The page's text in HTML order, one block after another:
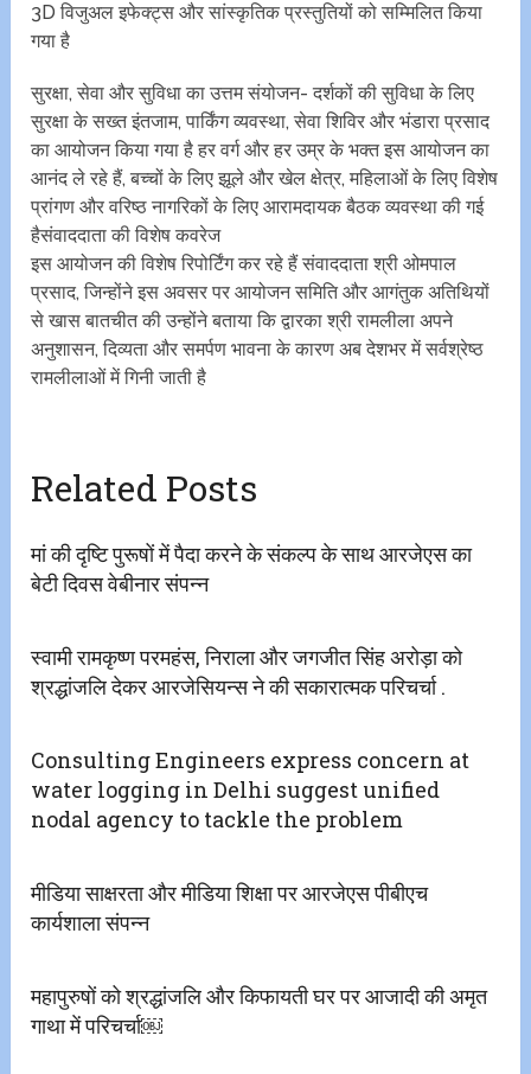
3D विजुअल इफेक्ट्स और सांस्कृतिक प्रस्तुतियों को सम्मिलित किया
गया है
सुरक्षा, सेवा और सुविधा का उत्तम संयोजन- दर्शकों की सुविधा के लिए
सुरक्षा के सख्त इंतजाम, पार्किंग व्यवस्था, सेवा शिविर और भंडारा प्रसाद
का आयोजन किया गया है हर वर्ग और हर उम्र के भक्त इस आयोजन का
आनंद ले रहे हैं, बच्चों के लिए झूले और खेल क्षेत्र, महिलाओं के लिए विशेष
प्रांगण और वरिष्ठ नागरिकों के लिए आरामदायक बैठक व्यवस्था की गई
हैसंवाददाता की विशेष कवरेज
इस आयोजन की विशेष रिपोर्टिंग कर रहे हैं संवाददाता श्री ओमपाल
प्रसाद, जिन्होंने इस अवसर पर आयोजन समिति और आगंतुक अतिथियों
से खास बातचीत की उन्होंने बताया कि द्वारका श्री रामलीला अपने
अनुशासन, दिव्यता और समर्पण भावना के कारण अब देशभर में सर्वश्रेष्ठ
रामलीलाओं में गिनी जाती है
Related Posts
मां की दृष्टि पुरूषों में पैदा करने के संकल्प के साथ आरजेएस का
बेटी दिवस वेबीनार संपन्न
स्वामी रामकृष्ण परमहंस, निराला और जगजीत सिंह अरोड़ा को
श्रद्धांजलि देकर आरजेसियन्स ने की सकारात्मक परिचर्चा .
Consulting Engineers express concern at
water logging in Delhi suggest unified
nodal agency to tackle the problem
मीडिया साक्षरता और मीडिया शिक्षा पर आरजेएस पीबीएच
कार्यशाला संपन्न
महापुरुषों को श्रद्धांजलि और किफायती घर पर आजादी की‌ अमृत
गाथा में परिचर्चा￼